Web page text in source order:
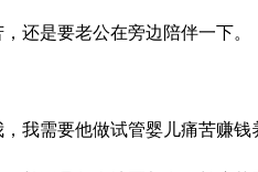
还是要老公在旁边陪伴一下。
我需要他做试管婴儿痛苦赚钱